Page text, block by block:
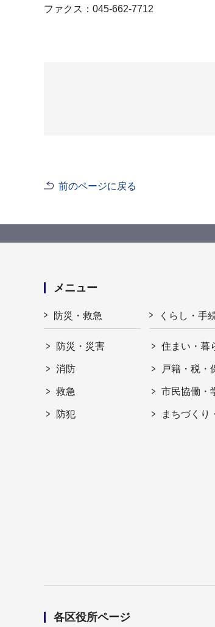
ファクス：045-662-7712
前のページに戻る
メニュー
防災・救急
防災・災害
消防
救急
防犯
くらし・手
住まい・暮
戸籍・税・
市民協働・
まちづくり
各区役所ページ